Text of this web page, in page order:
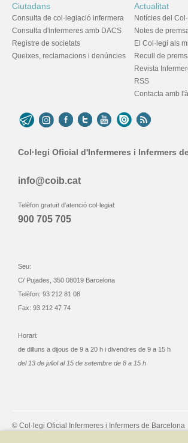
Ciutadans
Consulta de col·legiació infermera
Consulta d'infermeres amb DACS
Registre de societats
Queixes, reclamacions i denúncies
Actualitat
Notícies del
Notes de
El Col·legi als
Recull de
Revista
RSS
Contacta amb
Col·legi Oficial d'Infermeres i Infermers
info@coib.cat
Telèfon gratuït d'atenció col·legial:
900 705 705
Seu:
C/ Pujades, 350 08019 Barcelona
Telèfon: 93 212 81 08
Fax: 93 212 47 74
Horari:
de dilluns a dijous de 9 a 20 h i divendres de 9 a 15 h
del 13 de juliol al 15 de setembre de 8 a 15 h
© Col·legi Oficial Infermeres i Infermers de Barcelona